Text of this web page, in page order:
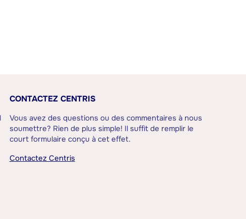
CONTACTEZ CENTRIS
Vous avez des questions ou des commentaires à nous
soumettre? Rien de plus simple! Il suffit de remplir le
court formulaire conçu à cet effet.
Contactez Centris